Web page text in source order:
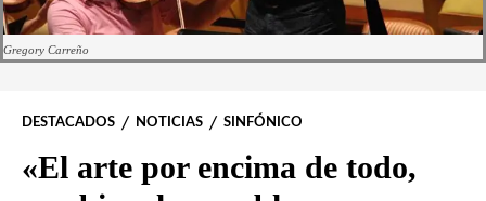
Gregory Carreño
DESTACADOS NOTICIAS SINFÓNICO
«El arte por encima de todo,